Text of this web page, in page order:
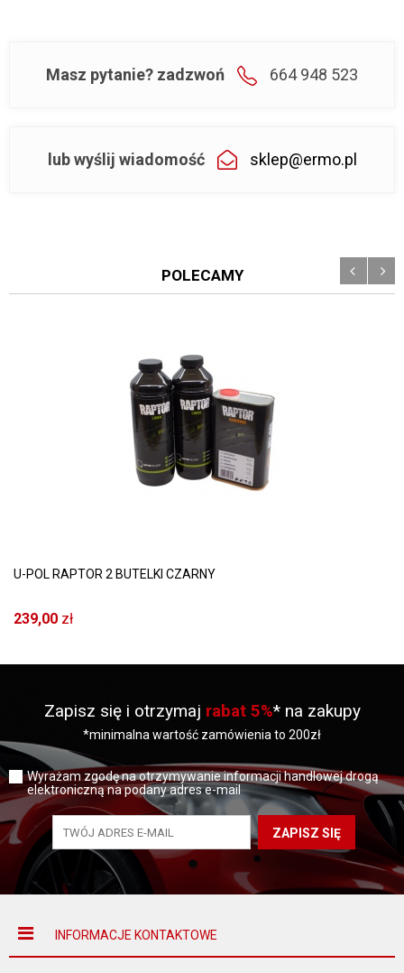
Masz pytanie? zadzwoń 664 948 523
lub wyślij wiadomość sklep@ermo.pl
POLECAMY
U-POL RAPTOR 2 BUTELKI CZARNY
239,00 zł
Zapisz się i otrzymaj rabat 5%* na zakupy
*minimalna wartość zamówienia to 200zł
Wyrażam zgodę na otrzymywanie informacji handlowej drogą
elektroniczną na podany adres e-mail
ZAPISZ SIĘ
INFORMACJE KONTAKTOWE